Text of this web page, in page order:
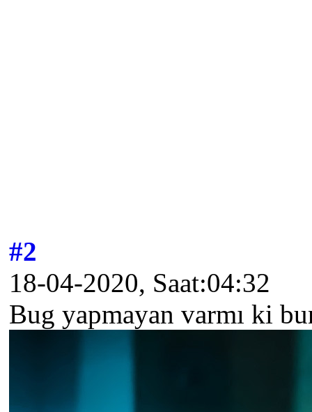
#2
18-04-2020, Saat:04:32
Bug yapmayan varmı ki